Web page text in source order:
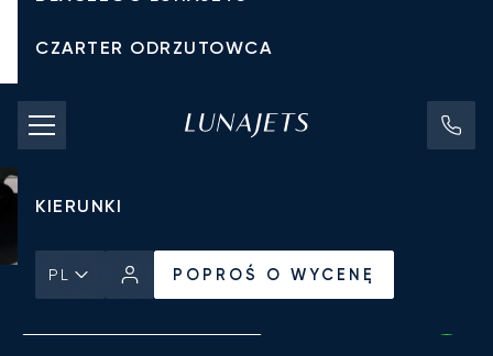
CZARTER ODRZUTOWCA
KOSZTY CZARTERU
PRYWATNE ODRZUTOWCE
KIERUNKI
PL
POPROŚ O WYCENĘ
Strona Główna Wiadomości i Perspektywy